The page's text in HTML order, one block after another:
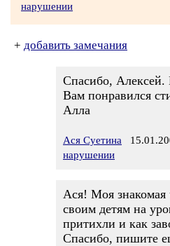
нарушении
+ добавить замечания
Спасибо, Алексей.
Вам понравился
Алла
Ася Суетина
нарушении
Ася! Моя знакомая
своим детям на
притихли и как
Спасибо, пишите